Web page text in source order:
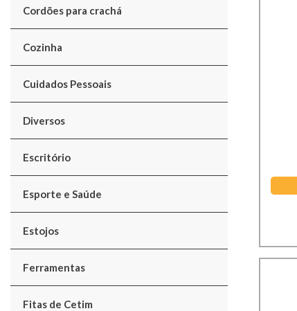
Cordões para crachá
Cozinha
Cuidados Pessoais
Diversos
Escritório
Esporte e Saúde
Estojos
Ferramentas
Fitas de Cetim